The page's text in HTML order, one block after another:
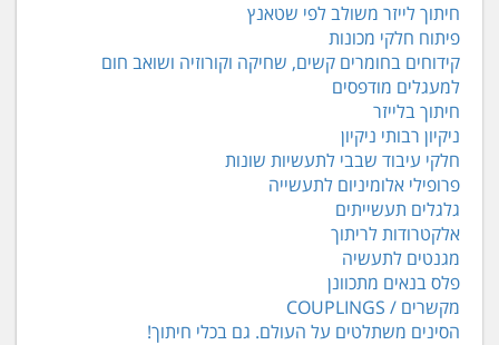
חיתוך לייזר משולב לפי שטאנץ
פיתוח חלקי מכונות
קידוחים בחומרים קשים, שחיקה וקורוזיה ושואב חום
למעגלים מודפסים
חיתוך בלייזר
ניקיון רבותי ניקיון
חלקי עיבוד שבבי לתעשיות שונות
פרופילי אלומיניום לתעשייה
גלגלים תעשייתים
אלקטרודות לריתוך
מגנטים לתעשיה
פלס בנאים מתכוונן
מקשרים / COUPLINGS
הסינים משתלטים על העולם. גם בכלי חיתוך!